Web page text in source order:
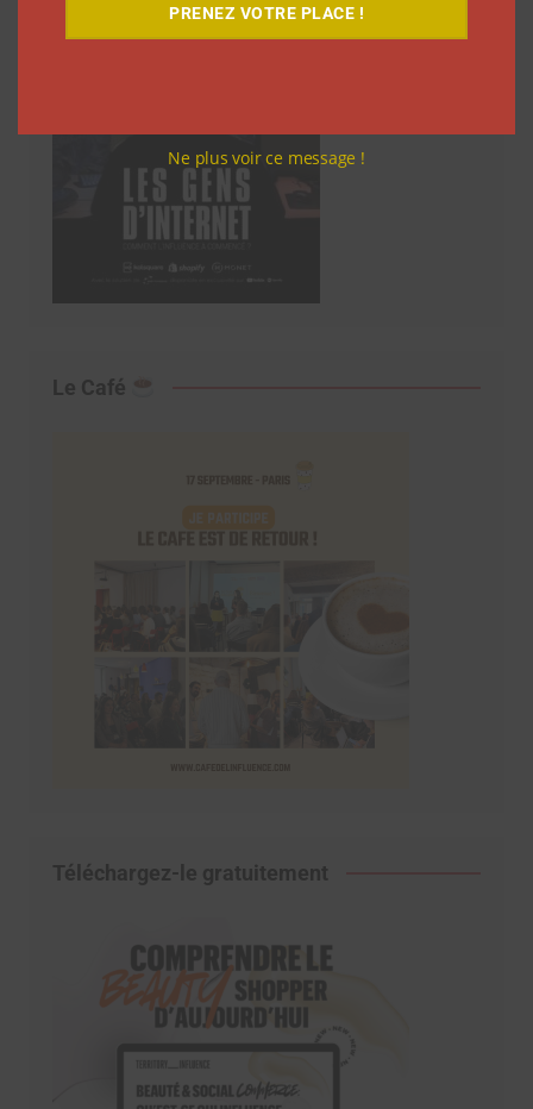
Le Café
Téléchargez-le gratuitement
PRENEZ VOTRE PLACE !
Ne plus voir ce message !